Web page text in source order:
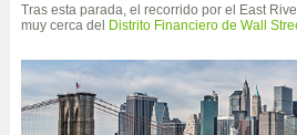
Tras esta parada, el recorrido por el East
muy cerca del
Distrito Financiero de Wall